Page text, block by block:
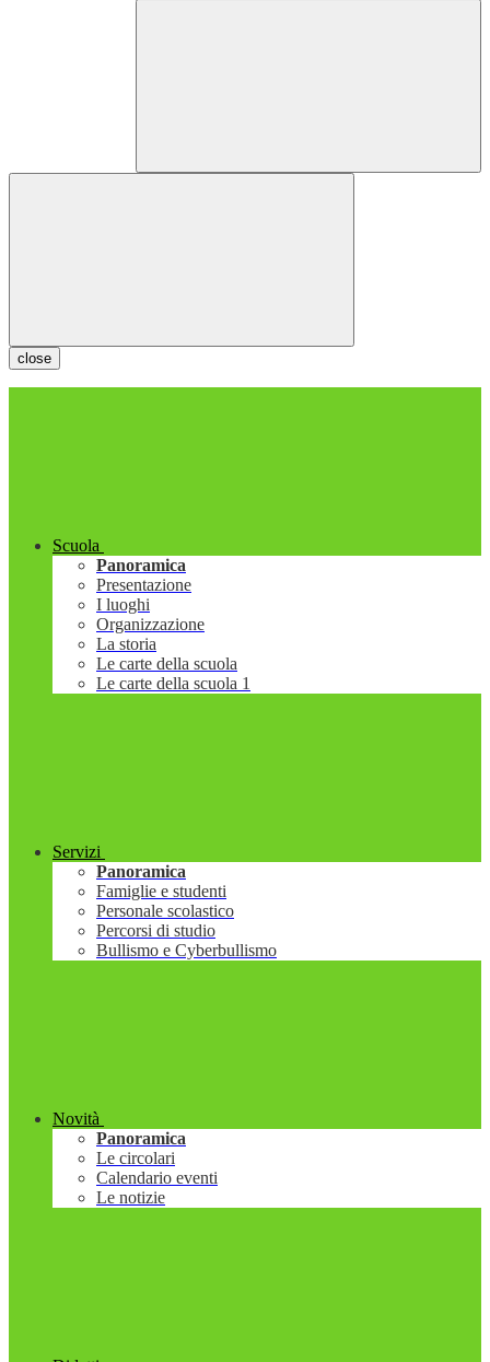
close
Scuola
Panoramica
Presentazione
I luoghi
Organizzazione
La storia
Le carte della scuola
Le carte della scuola 1
Servizi
Panoramica
Famiglie e studenti
Personale scolastico
Percorsi di studio
Bullismo e Cyberbullismo
Novità
Panoramica
Le circolari
Calendario eventi
Le notizie